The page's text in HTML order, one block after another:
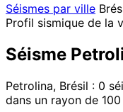
Séismes par ville
Profil sismique de la
Séisme
Petrolina, Brésil : 0
dans un rayon de